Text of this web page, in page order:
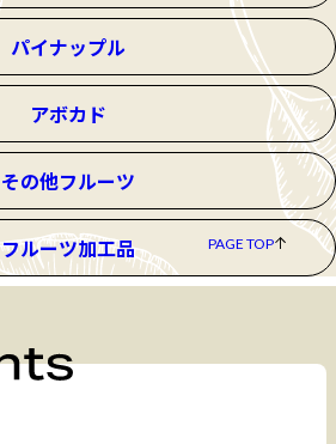
パイナップル
アボカド
その他フルーツ
フルーツ加工品 PAGE TOP